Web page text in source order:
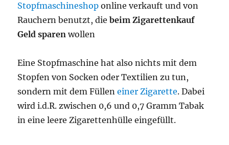
Stopfmaschineshop online verkauft und von
Rauchern benutzt, diebeim Zigarettenkauf
Geld sparen wollen
Eine Stopfmaschine hat also nichts mit dem
Stopfen von Socken oder Textilien zu tun,
sondern mit dem Fülleneiner Zigarette. Dabei
wird i.d.R. zwischen 0,6 und 0,7 Gramm Tabak
in eine leere Zigarettenhülle eingefüllt.